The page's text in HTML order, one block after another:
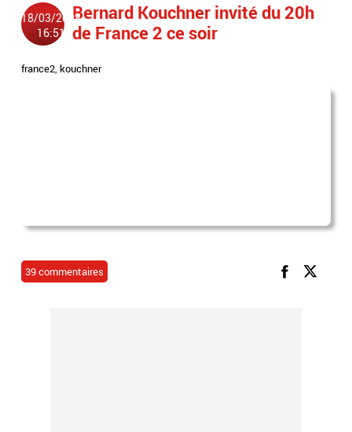
18/03/2008
16:51
Bernard Kouchner invité du 20h
de France 2 ce soir
france2, kouchner
39 commentaires